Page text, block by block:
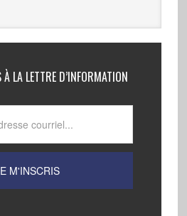
LA LETTRE D’INFORMATION